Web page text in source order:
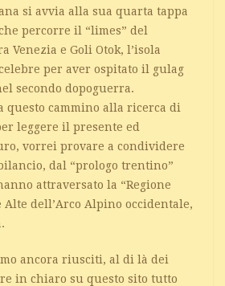
si avvia alla sua quarta tappa
percorre il “limes” del
Venezia e Goli Otok, l’isola
per aver ospitato il gulag
secondo dopoguerra.
questo cammino alla ricerca di
leggere il presente ed
vorrei provare a condividere
dal “prologo trentino”
attraversato la “Regione
dell’Arco Alpino occidentale,
ancora riusciti, al di là dei
in chiaro su questo sito tutto